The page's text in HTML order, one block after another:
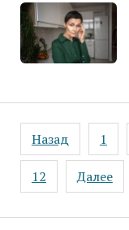
Пагинация
записей
Назад 1
12 Далее